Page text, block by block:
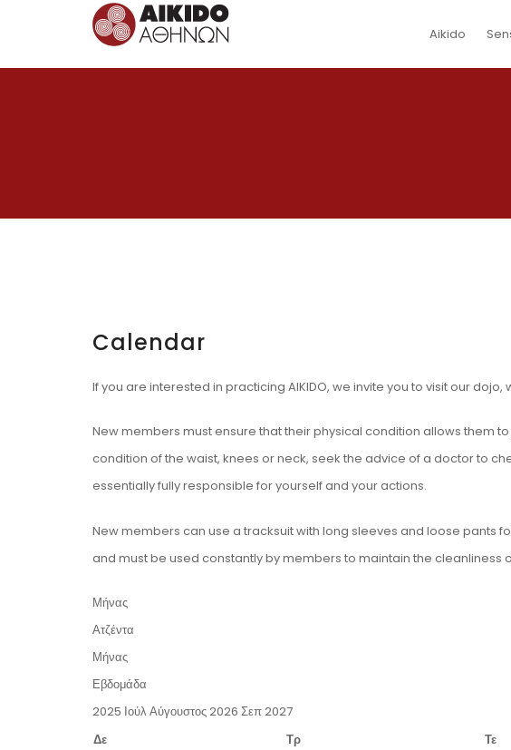
Aikido
Calendar
If you are interested in practicing AIKIDO, we invite you to visit our
New members must ensure that their physical condition allows them
condition of the waist, knees or neck, seek the advice of a doctor to
essentially fully responsible for yourself and your actions.
New members can use a tracksuit with long sleeves and loose pants
and must be used constantly by members to maintain the cleanliness
Μήνας
Ατζέντα
Μήνας
Εβδομάδα
2025 ΙούλΑύγουστος 2026 Σεπ2027
Δε
Τρ Τε